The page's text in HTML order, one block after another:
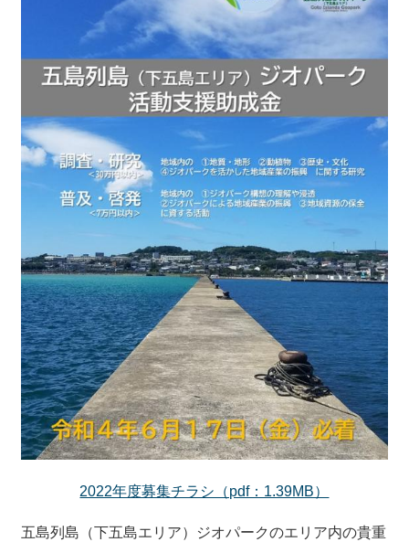
2022年度募集チラシ（pdf：1.39MB）
五島列島（下五島エリア）ジオパークのエリア内の貴重